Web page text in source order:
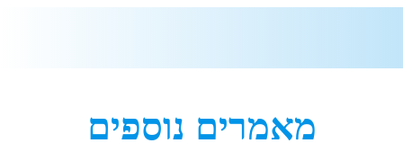
מאמרים נוספים